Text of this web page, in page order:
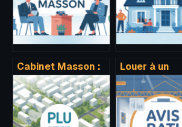
Cabinet Masson :
identifier le bon
professionnel
selon votre besoin
Louer à un
membre de
famille et
règles,
bonnes